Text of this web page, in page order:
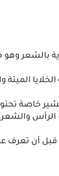
بالشعر وهو
خاصة
والشعر
أن تعرف